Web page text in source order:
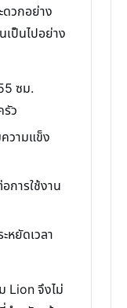
วกอย่าง
เป็นไปอย่าง
ซม.
ว
วามแข็ง
การใช้งาน
หยัดเวลา
Lion จึงไม่